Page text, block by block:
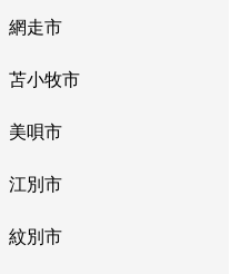
網走市
苫小牧市
美唄市
江別市
紋別市